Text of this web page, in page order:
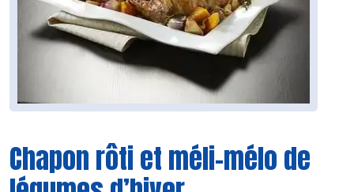
Chapon rôti et méli-mélo de